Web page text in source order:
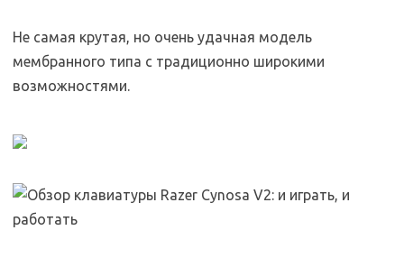
Не самая крутая, но очень удачная модель
мембранного типа с традиционно широкими
возможностями.